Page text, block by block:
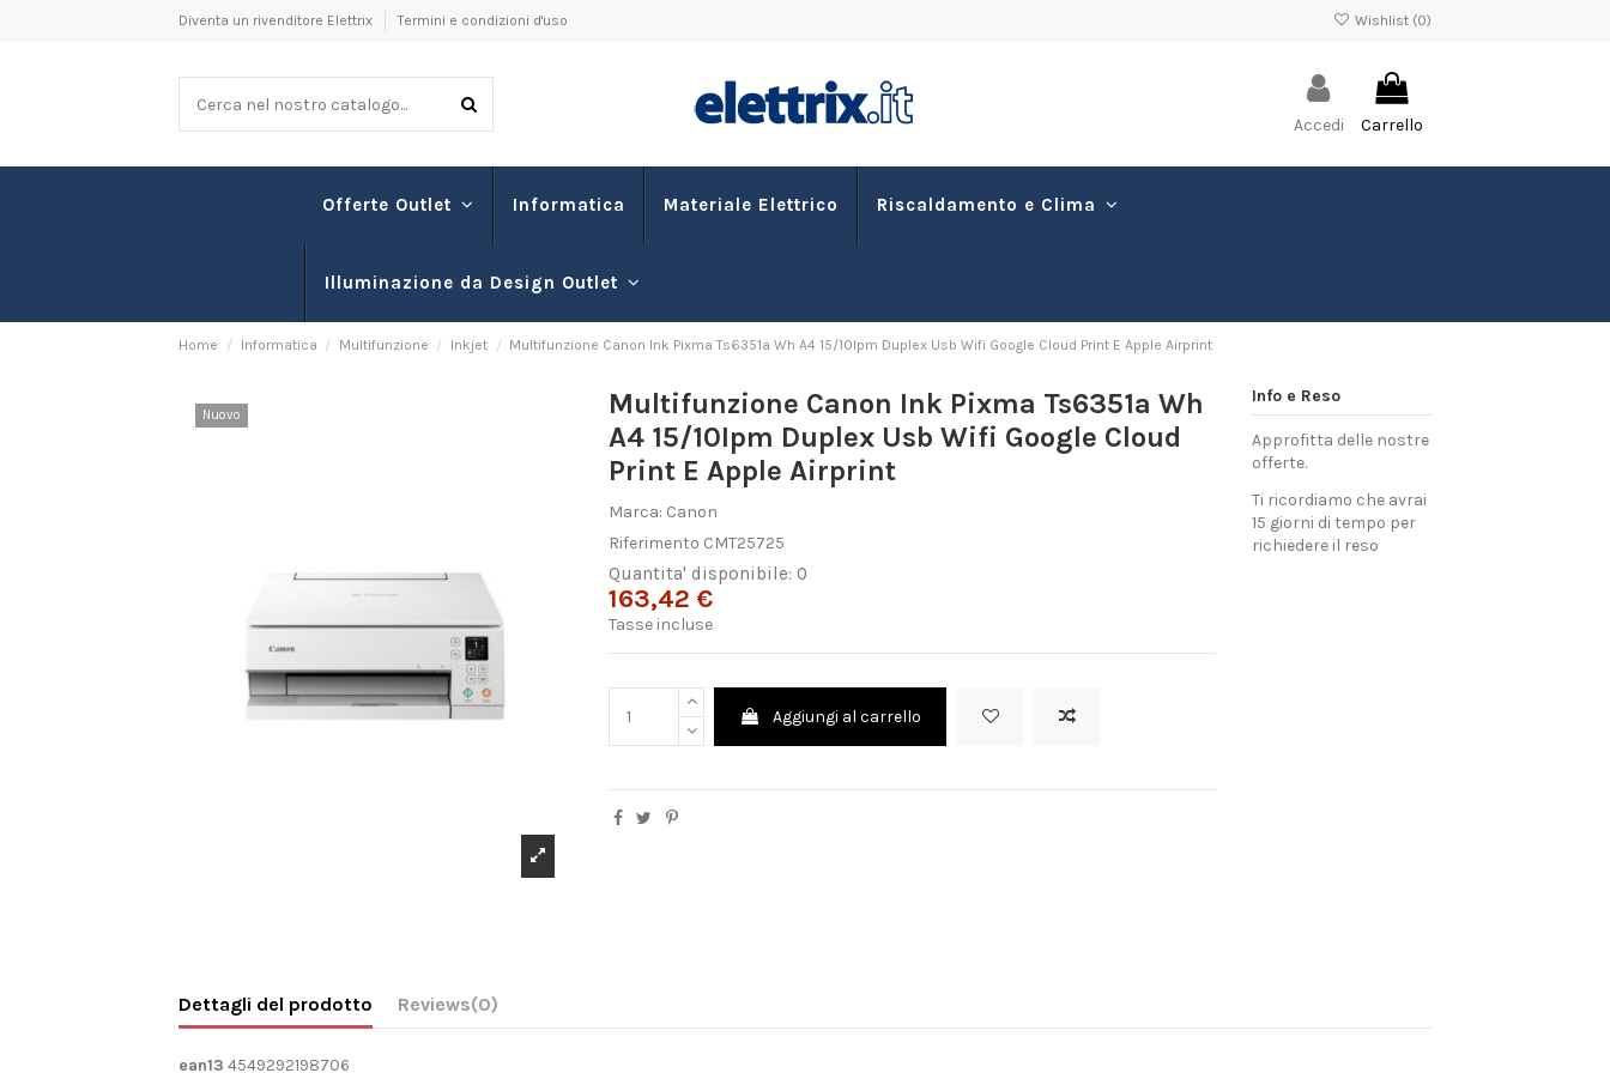
Diventa un rivenditore Elettrix Termini e condizioni d'uso Wishlist (0)
Accedi Carrello
Offerte Outlet Informatica Materiale Elettrico Riscaldamento e Clima
Illuminazione da Design Outlet
Home Informatica Multifunzione Inkjet Multifunzione Canon Ink Pixma Ts6351a Wh A4 15/10Ipm Duplex Usb Wifi Google Cloud Print E Apple Airprint
Nuovo
Multifunzione Canon Ink Pixma Ts6351a Wh
A4 15/10Ipm Duplex Usb Wifi Google Cloud
Print E Apple Airprint
Marca: Canon
Riferimento CMT25725
Quantita' disponibile: 0
163,42 €
Tasse incluse
Aggiungi al carrello
Info e Reso
Approfitta delle nostre
offerte.
Ti ricordiamo che avrai
15 giorni di tempo per
richiedere il reso
Dettagli del prodotto Reviews(0)
ean13 4549292198706